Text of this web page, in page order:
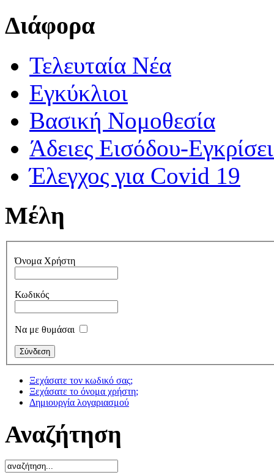
Διάφορα
Τελευταία Νέα
Εγκύκλιοι
Βασική Νομοθεσία
Άδειες Εισόδου-
Έλεγχος για Covid 19
Μέλη
Όνομα Χρήστη
Κωδικός
Να με θυμάσαι
Ξεχάσατε τον κωδικό σας;
Ξεχάσατε το όνομα χρήστη;
Δημιουργία λογαριασμού
Αναζήτηση